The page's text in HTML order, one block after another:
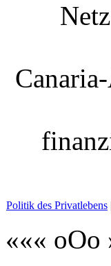
Politik des Privatlebens
««« oOo